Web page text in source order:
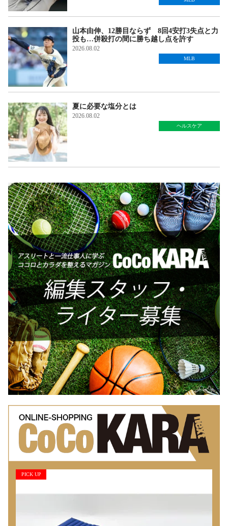
山本由伸、12勝目ならず 8回4安打3失点と力
投も…併殺打の間に勝ち越し点を許す
2026.08.02
MLB
夏に必要な塩分とは
2026.08.02
ヘルスケア
PICK UP